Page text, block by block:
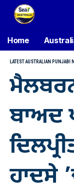
Home
LATEST AUSTRALIAN PUNJABI
ਬਾਅਦ
ਹਾਦਸੇ